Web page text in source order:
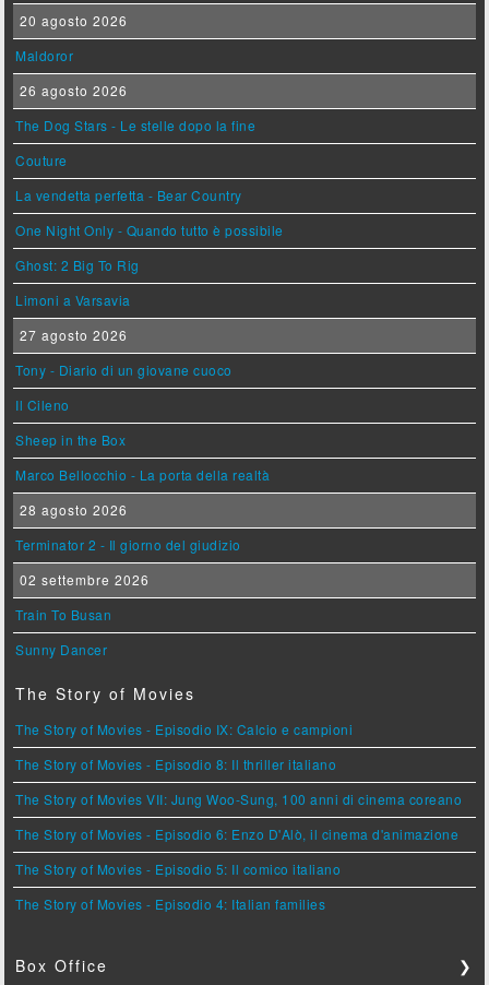
20 agosto 2026
Maldoror
26 agosto 2026
The Dog Stars - Le stelle dopo la fine
Couture
La vendetta perfetta - Bear Country
One Night Only - Quando tutto è possibile
Ghost: 2 Big To Rig
Limoni a Varsavia
27 agosto 2026
Tony - Diario di un giovane cuoco
Il Cileno
Sheep in the Box
Marco Bellocchio - La porta della realtà
28 agosto 2026
Terminator 2 - Il giorno del giudizio
02 settembre 2026
Train To Busan
Sunny Dancer
The Story of Movies
The Story of Movies - Episodio IX: Calcio e campioni
The Story of Movies - Episodio 8: Il thriller italiano
The Story of Movies VII: Jung Woo-Sung, 100 anni di cinema coreano
The Story of Movies - Episodio 6: Enzo D'Alò, il cinema d'animazione
The Story of Movies - Episodio 5: Il comico italiano
The Story of Movies - Episodio 4: Italian families
Box Office ❯